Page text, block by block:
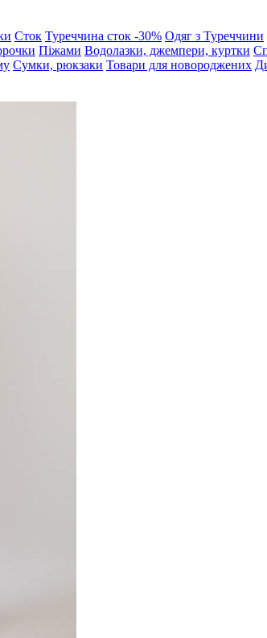
Сток Туреччина сток -30% Одяг з Туреччини
Піжами Водолазки, джемпери, куртки
Сумки, рюкзаки Товари для новороджених